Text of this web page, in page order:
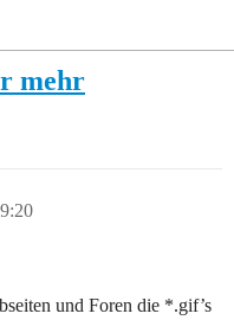
mehr
und Foren die *.gif’s